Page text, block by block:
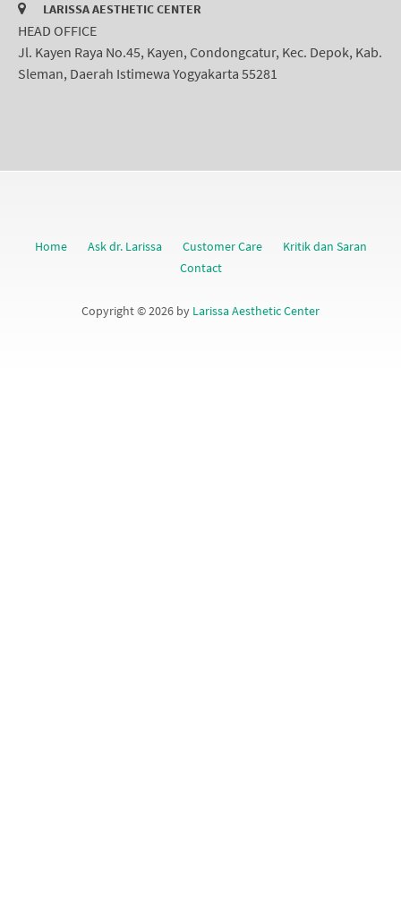
LARISSA AESTHETIC CENTER
HEAD OFFICE
Jl. Kayen Raya No.45, Kayen, Condongcatur, Kec. Depok, Kab.
Sleman, Daerah Istimewa Yogyakarta 55281
Home Ask dr. Larissa Customer Care
Kritik dan Saran
Contact
Copyright © 2026 by Larissa Aesthetic Center